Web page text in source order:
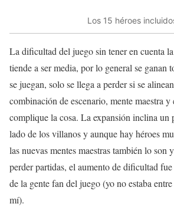
Los 15 héroes
La dificultad del juego sin tener en cuenta
tiende a ser media, por lo general se ganan
se juegan, solo se llega a perder si se
combinación de escenario, mente maestra
complique la cosa. La expansión inclina un
lado de los villanos y aunque hay héroes
las nuevas mentes maestras también lo son
perder partidas, el aumento de dificultad
de la gente fan del juego (yo no estaba
mí).